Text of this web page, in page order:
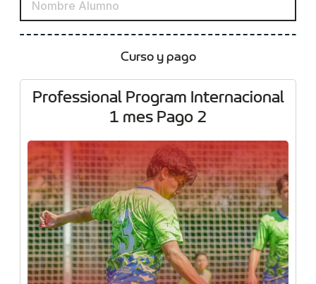
Curso y pago
Professional Program Internacional
1 mes Pago 2